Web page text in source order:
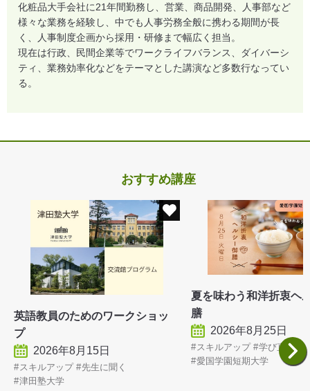
化粧品大手会社に21年間勤務し、営業、商品開発、人事部など
様々な業務を経験し、中でも人事労務全般に携わる期間が長
く、人事制度企画から採用・研修まで幅広く担当。
現在は行政、民間企業等でワークライフバランス、ダイバーシ
ティ、業務効率化などをテーマとした講演など多数行なってい
る。
おすすめ講座
英語教員のためのワークショッ
プ
2026年8月15日
スキルアップ
先生に聞く
津田塾大学
夏を味わう和洋折衷ヘ
膳
2026年8月25日
スキルアップ 学び直し
愛国学園短期大学